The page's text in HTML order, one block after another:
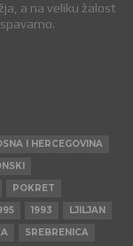
a na veliku žalost
I HERCEGOVINA
POKRET
1993
LJILJAN
SREBRENICA